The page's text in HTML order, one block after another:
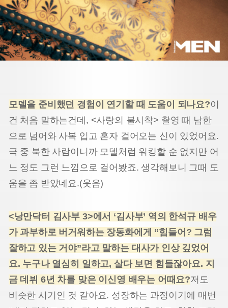
모델을 준비했던 경험이 연기할 때 도움이 되나요?이
건 처음 말하는건데, <사랑의 불시착> 촬영 때 남한
으로 넘어와 사복 입고 혼자 걸어오는 신이 있었어요.
극 중 북한 사람이니까 모델처럼 워킹할 순 없지만 어
느 정도 그런 느낌으로 걸어봤죠. 생각해보니 그때 도
움을 좀 받았네요.(웃음)
<낭만닥터 김사부 3>에서 ‘김사부’ 역의 한석규 배우
가 과부하로 버거워하는 장동화에게 “힘들어 ? 그럼
잘하고 있는 거야”라고 말하는 대사가 인상 깊었어
요. 누구나 열심히 일하고, 살다 보면 힘들잖아요. 지
금 데뷔 6년 차를 맞은 이신영 배우는 어때요?저도
비슷한 시기인 것 같아요. 성장하는 과정이기에 매번